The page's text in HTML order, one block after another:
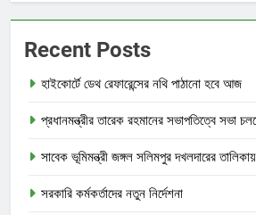
Recent Posts
হাইকোর্টে ডেথ রেফারেন্সের নথি পাঠানো হবে আজ
প্রধানমন্ত্রীর তারেক রহমানের সভাপতিত্বে সভা
সাবেক ভূমিমন্ত্রী জঙ্গল সলিমপুর দখলদারের তালিকায়
সরকারি কর্মকর্তাদের নতুন নির্দেশনা